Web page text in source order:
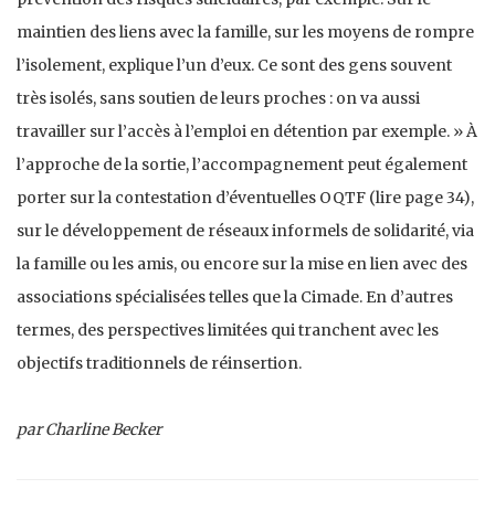
maintien des liens avec la famille, sur les moyens de rompre
l’isolement, explique l’un d’eux. Ce sont des gens souvent
très isolés, sans soutien de leurs proches : on va aussi
travailler sur l’accès à l’emploi en détention par exemple. » À
l’approche de la sortie, l’accompagnement peut également
porter sur la contestation d’éventuelles OQTF (lire page 34),
sur le développement de réseaux informels de solidarité, via
la famille ou les amis, ou encore sur la mise en lien avec des
associations spécialisées telles que la Cimade. En d’autres
termes, des perspectives limitées qui tranchent avec les
objectifs traditionnels de réinsertion.
par Charline Becker